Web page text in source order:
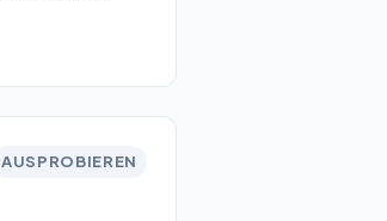
AUSPROBIEREN